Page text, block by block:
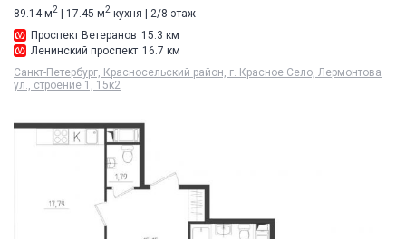
89.14 м2 | 17.45 м2 кухня | 2/8 этаж
Проспект Ветеранов 15.3 км
Ленинский проспект 16.7 км
Санкт-Петербург, Красносельский район, г. Красное Село, Лермонтова
ул., строение 1, 15к2